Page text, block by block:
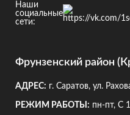
Наши
социальные
сети:
Фрунзенский район
АДРЕС: г. Саратов, ул.
РЕЖИМ РАБОТЫ: пн-пт, С